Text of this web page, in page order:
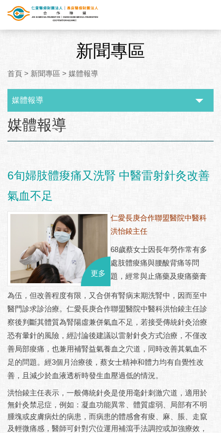
新聞專區
首頁 > 新聞專區 > 媒體報導
媒體報導
:::
媒體報導
6旬婦肢體痠痛又洗腎 中醫雷射針灸改善
氣血不足
更多
仁愛長庚合作聯盟醫院中醫科
洪怡錂主任
68歲蔡女士因長年勞作常有多
處肢體痠痛與腰酸背痛等問
題，經常與止痛藥及痠痛藥膏
為伍，但改善程度有限，又合併有腎病末期洗腎中，因而至中
醫門診求診治療。仁愛長庚合作聯盟醫院中醫科洪怡錂主任診
察後判斷其體質為腎陽虛兼併氣血不足，若接受傳統針灸治療
恐有暈針的風險，經討論後建議以雷射針灸方式治療，不僅改
善局部痠痛，也兼用補腎益氣養血之穴道，同時改善其氣血不
足的問題。經3個月治療後，蔡女士精神和體力均有自覺性改
善，且減少於血液透析時發生血壓過低的情況。
洪怡錂主任表示，一般傳統針灸是使用毫針刺激穴道，適用於
無針灸禁忌症，例如：凝血功能異常、體質虛弱、局部有不明
腫塊或皮膚病灶的病患，而病患的體感會有痠、麻、脹、走竄
及輕微痛感， 醫師可針對穴位運用補瀉手法調控或加強療效，